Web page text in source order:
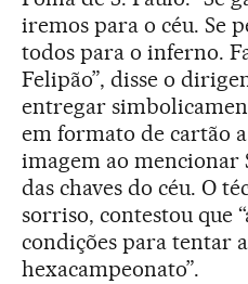
iremos para o céu. Se
todos para o inferno.
Felipão”, disse o
entregar
em formato de cartão
imagem ao mencionar
das chaves do céu. O
sorriso, contestou que
condições para tentar
hexacampeonato”.